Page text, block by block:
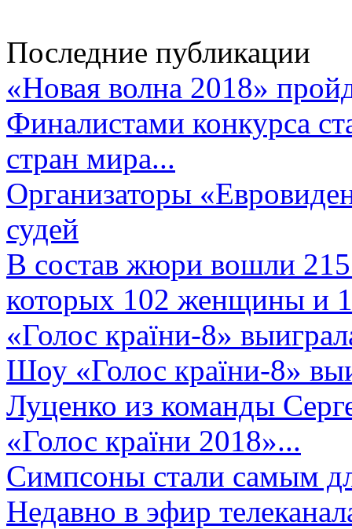
Последние публикации
«Новая волна 2018»
Финалистами конкурса
стран мира...
Организаторы
судей
В состав жюри вошли 215
которых 102 женщины и
«Голос країни-8»
Шоу «Голос країни-8»
Луценко из команды
«Голос країни 2018»...
Симпсоны стали самым
Недавно в эфир